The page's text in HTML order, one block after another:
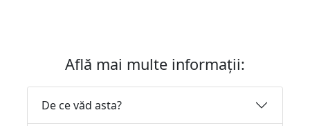
Află mai multe informații:
De ce văd asta?